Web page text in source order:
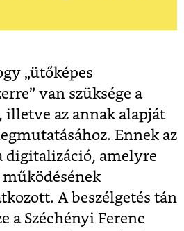
„ütőképes
van szüksége a
az annak alapját
Ennek az
digitalizáció, amelyre
A beszélgetés tán
a Széchényi Ferenc